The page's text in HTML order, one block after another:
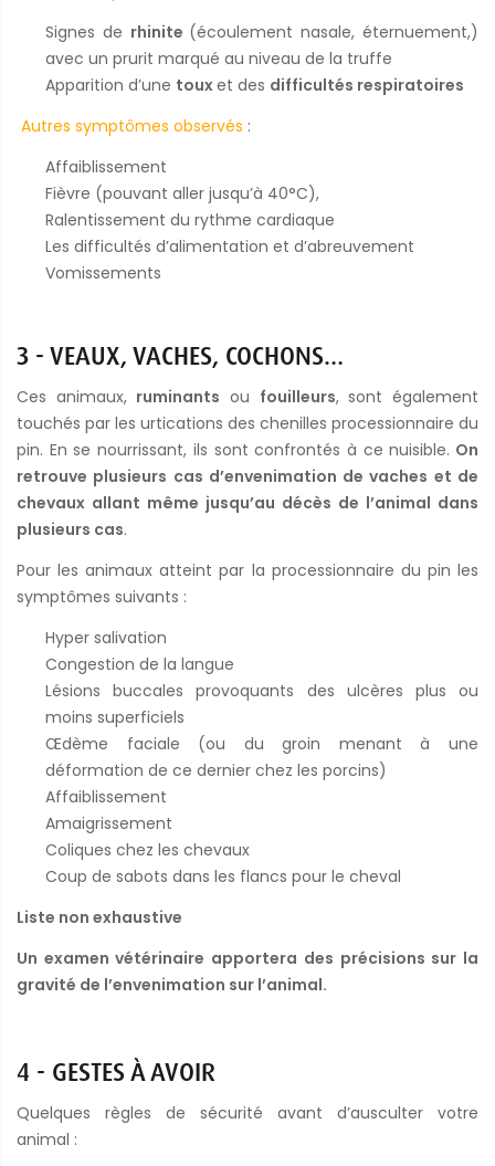
Signes de rhinite (écoulement nasale, éternuement,)
avec un prurit marqué au niveau de la truffe
Apparition d’une touxet des difficultés respiratoires
Autres symptômes observés :
Affaiblissement
Fièvre (pouvant aller jusqu’à 40°C),
Ralentissement du rythme cardiaque
Les difficultés d’alimentation et d’abreuvement
Vomissements
3 - VEAUX, VACHES, COCHONS…
Ces animaux, ruminants ou fouilleurs, sont également
touchés par les urtications des chenilles processionnaire du
pin. En se nourrissant, ils sont confrontés à ce nuisible. On
retrouve plusieurs cas d’envenimation de vaches et de
chevaux allant même jusqu’au décès de l’animal dans
plusieurs cas.
Pour les animaux atteint par la processionnaire du pin les
symptômes suivants :
Hyper salivation
Congestion de la langue
Lésions buccales provoquants des ulcères plus ou
moins superficiels
Œdème faciale (ou du groin menant à une
déformation de ce dernier chez les porcins)
Affaiblissement
Amaigrissement
Coliques chez les chevaux
Coup de sabots dans les flancs pour le cheval
Liste non exhaustive
Un examen vétérinaire apportera des précisions sur la
gravité de l’envenimation sur l’animal.
4 - GESTES À AVOIR
Quelques règles de sécurité avant d’ausculter votre
animal :